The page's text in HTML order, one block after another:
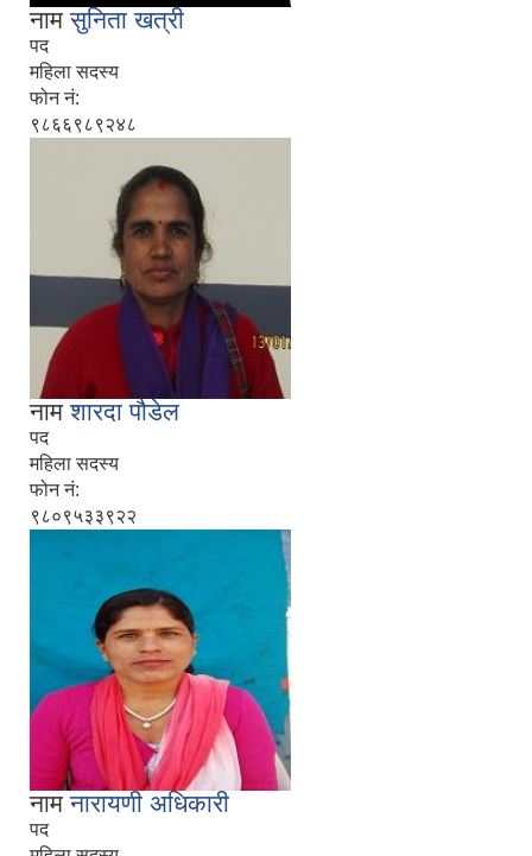
नाम सुनिता खत्री
पद
महिला सदस्य
फोन नं:
९८६६९८९२४८
नाम शारदा पौडेल
पद
महिला सदस्य
फोन नं:
९८०९५३३९२२
नाम नारायणी अधिकारी
पद